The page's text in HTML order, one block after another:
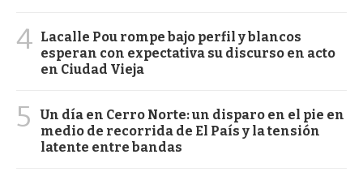
4 Lacalle Pou rompe bajo perfil y blancos
esperan con expectativa su discurso en acto
en Ciudad Vieja
5
Un día en Cerro Norte: un disparo en el pie en
medio de recorrida de El País y la tensión
latente entre bandas